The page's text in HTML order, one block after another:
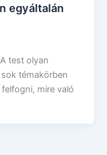
egyáltalán
test olyan
témakörben
mire való